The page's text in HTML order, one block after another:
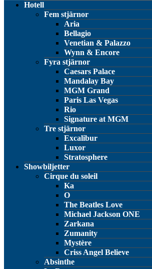
Hotell
Fem stjärnor
Aria
Bellagio
Venetian & Palazzo
Wynn & Encore
Fyra stjärnor
Caesars Palace
Mandalay Bay
MGM Grand
Paris Las Vegas
Rio
Signature at MGM
Tre stjärnor
Excalibur
Luxor
Stratosphere
Showbiljetter
Cirque du soleil
Ka
O
The Beatles Love
Michael Jackson ONE
Zarkana
Zumanity
Mystère
Criss Angel Believe
Absinthe